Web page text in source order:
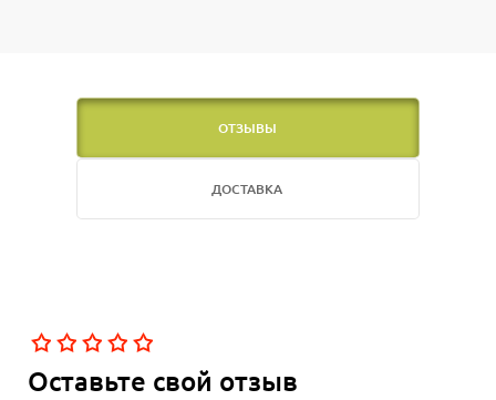
ОТЗЫВЫ
ДОСТАВКА
Оставьте свой отзыв